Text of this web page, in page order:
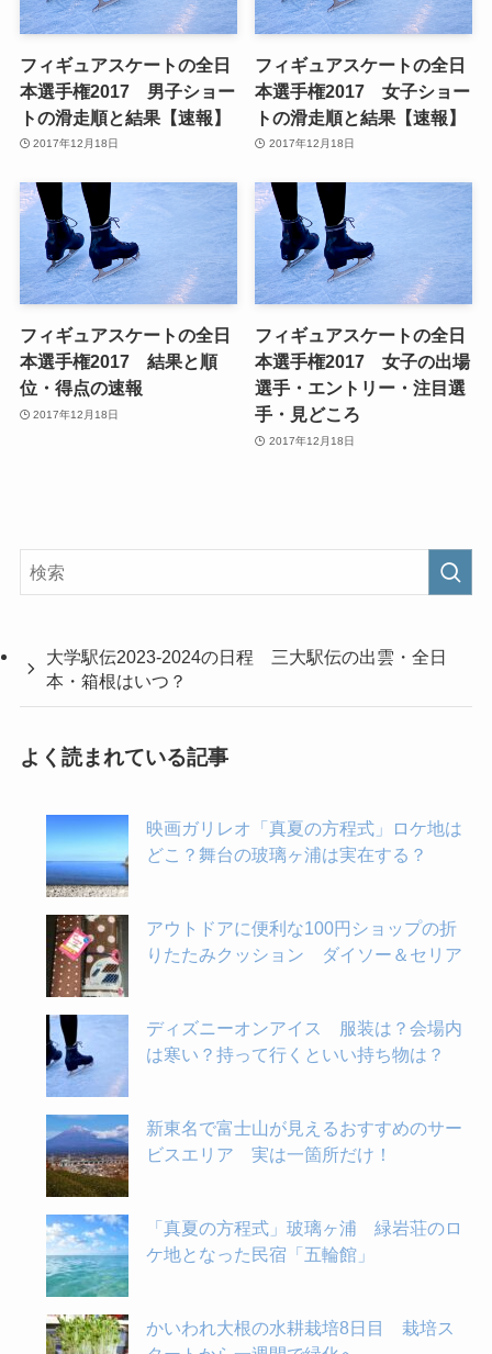
フィギュアスケートの全日
本選手権2017 男子ショー
トの滑走順と結果【速報】
2017年12月18日
フィギュアスケートの全日
本選手権2017 女子ショー
トの滑走順と結果【速報】
2017年12月18日
フィギュアスケートの全日
本選手権2017 結果と順
位・得点の速報
2017年12月18日
フィギュアスケートの全日
本選手権2017 女子の出場
選手・エントリー・注目選
手・見どころ
2017年12月18日
大学駅伝2023-2024の日程 三大駅伝の出雲・全日
本・箱根はいつ？
よく読まれている記事
映画ガリレオ「真夏の方程式」ロケ地は
どこ？舞台の玻璃ヶ浦は実在する？
アウトドアに便利な100円ショップの折
りたたみクッション ダイソー＆セリア
ディズニーオンアイス 服装は？会場内
は寒い？持って行くといい持ち物は？
新東名で富士山が見えるおすすめのサー
ビスエリア 実は一箇所だけ！
「真夏の方程式」玻璃ヶ浦 緑岩荘のロ
ケ地となった民宿「五輪館」
かいわれ大根の水耕栽培8日目 栽培ス